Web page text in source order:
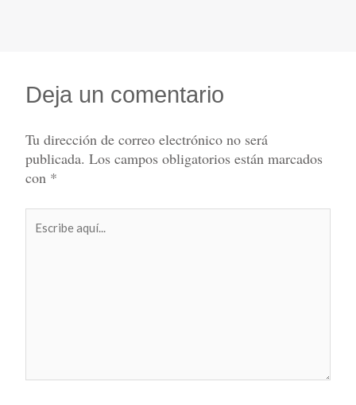
Deja un comentario
Tu dirección de correo electrónico no será
publicada. Los campos obligatorios están marcados
con *
aquí...